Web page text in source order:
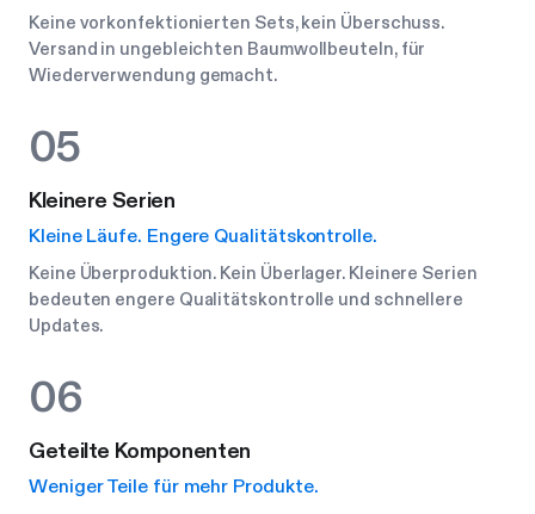
Keine vorkonfektionierten Sets, kein Überschuss.
Versand in ungebleichten Baumwollbeuteln, für
Wiederverwendung gemacht.
05
Kleinere Serien
Kleine Läufe. Engere Qualitätskontrolle.
Keine Überproduktion. Kein Überlager. Kleinere Serien
bedeuten engere Qualitätskontrolle und schnellere
Updates.
06
Geteilte Komponenten
Weniger Teile für mehr Produkte.